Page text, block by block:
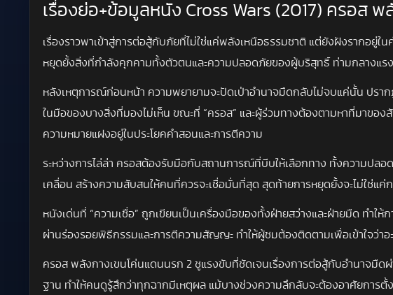
เรื่องย่อ+ข้อมูลหนัง Cross Wars (2017) ครอส
เรื่องราวพาเข้าสู่การต่อสู้กับภัยที่ไม่ใช่แค่พลังเหนือธรรมชาติ แต่ยังฝังรากอยู่
หยุดยั้งสิ่งที่กำลังคุกคามทั้งตัวตนและความปลอดภัยของผู้บริสุทธิ์ ท่ามกลางแร
หลังเหตุการณ์ก่อนหน้า ความพยายามจะปัดเป่าอำนาจมืดกลับไม่จบแค่นั้น ปรา
ในมือของบางสิ่งที่มองไม่เห็น ขณะที่ “ครอส” และผู้ร่วมทางต้องตามหาที่มาขอ
ความหมายแฝงอยู่ในประโยคคำสอนและการตีความ
ระหว่างการไล่ล่า ครอสต้องรับมือกับสถานการณ์ที่บีบให้เลือกทาง ทั้งความป
เคลื่อน สร้างความสับสนให้คนที่ควรจะเชื่อมั่นที่สุด สุดท้ายการหยุดยั้งจะไม่ใช่
หนังเด่นที่ “ความเชื่อ” ถูกเขียนเป็นเครื่องมือของทั้งฝ่ายสว่างและฝ่ายมืด ทำ
ผ่านร่องรอยพิธีกรรมและการตีความสัญญะ ทำให้ผู้ชมต้องติดตามเพื่อเข้าใจว่าอะ
ครอส พลังกางเขนโค่นแดนนรก 2 ชูแรงขับที่ชัดเจนเรื่องการต่อสู้กับอำนาจมืดผ่
ฐาน ทำให้คนดูรู้สึกว่าทุกฉากมีเหตุผล แม้บางช่วงความลึกลับจะต้องอาศัยการ